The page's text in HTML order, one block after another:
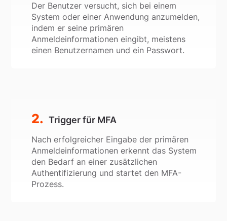
Der Benutzer versucht, sich bei einem
System oder einer Anwendung anzumelden,
indem er seine primären
Anmeldeinformationen eingibt, meistens
einen Benutzernamen und ein Passwort.
Trigger für MFA
Nach erfolgreicher Eingabe der primären
Anmeldeinformationen erkennt das System
den Bedarf an einer zusätzlichen
Authentifizierung und startet den MFA-
Prozess.